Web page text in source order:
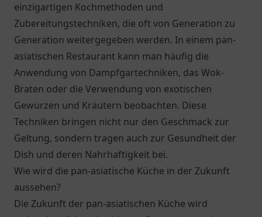
einzigartigen Kochmethoden und
Zubereitungstechniken, die oft von Generation zu
Generation weitergegeben werden. In einem pan-
asiatischen Restaurant kann man häufig die
Anwendung von Dampfgartechniken, das Wok-
Braten oder die Verwendung von exotischen
Gewürzen und Kräutern beobachten. Diese
Techniken bringen nicht nur den Geschmack zur
Geltung, sondern tragen auch zur Gesundheit der
Dish und deren Nahrhaftigkeit bei.
Wie wird die pan-asiatische Küche in der Zukunft
aussehen?
Die Zukunft der pan-asiatischen Küche wird